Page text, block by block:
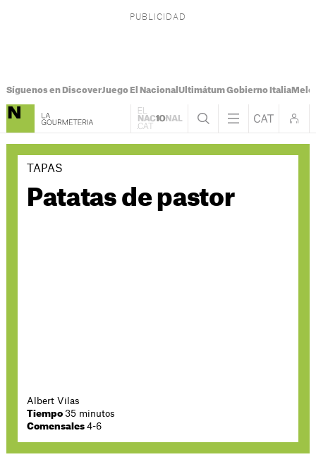
Síguenos en DiscoverJuego El Nacional Ultimátum Gobierno Italia
TAPAS
Patatas de pastor
Albert Vilas
Tiempo 35 minutos
Comensales4-6